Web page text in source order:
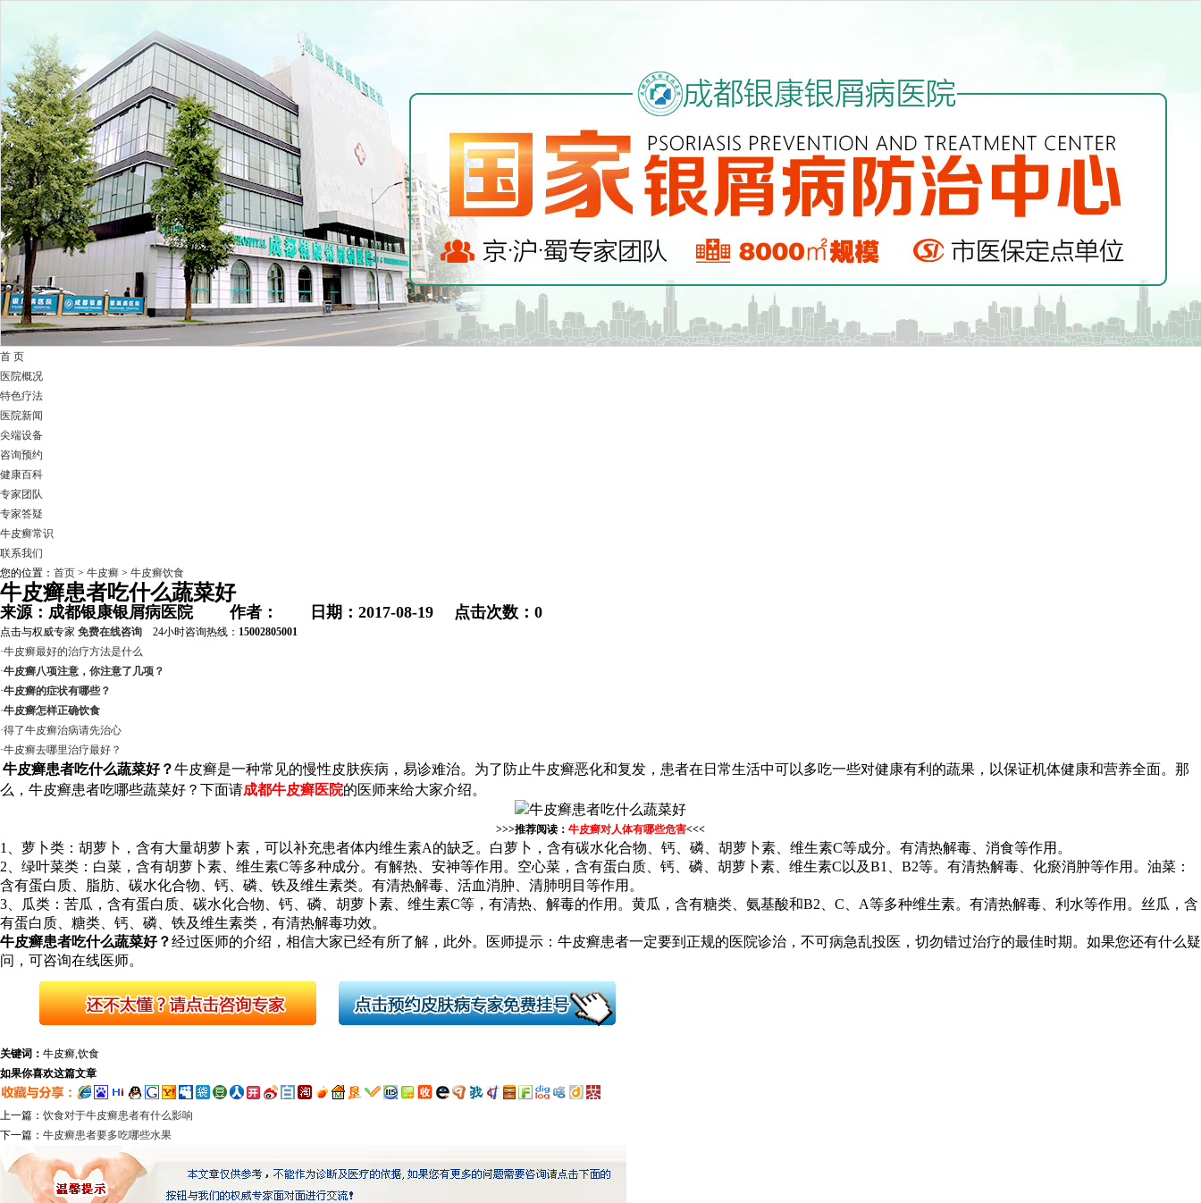
首 页
医院概况
特色疗法
医院新闻
尖端设备
咨询预约
健康百科
专家团队
专家答疑
牛皮癣常识
联系我们
您的位置： 首页 > 牛皮癣 > 牛皮癣饮食
牛皮癣患者吃什么蔬菜好
来源：成都银康银屑病医院 作者： 日期：2017-08-19 点击次数：0
点击与权威专家 免费在线咨询 24小时咨询热线： 15002805001
·牛皮癣最好的治疗方法是什么
·牛皮癣八项注意，你注意了几项？
·牛皮癣的症状有哪些？
·牛皮癣怎样正确饮食
·得了牛皮癣治病请先治心
·牛皮癣去哪里治疗最好？
牛皮癣患者吃什么蔬菜好？牛皮癣是一种常见的慢性皮肤疾病，易诊难治。为了防止牛皮癣恶化和复发，患者在日常生活中可以多吃一些对健康有利的蔬果，以保证机体健康和营养全面。那
么，牛皮癣患者吃哪些蔬菜好？下面请成都牛皮癣医院的医师来给大家介绍。
>>>推荐阅读： 牛皮癣对人体有哪些危害<<<
1、萝卜类：胡萝卜，含有大量胡萝卜素，可以补充患者体内维生素A的缺乏。白萝卜，含有碳水化合物、钙、磷、胡萝卜素、维生素C等成分。有清热解毒、消食等作用。
2、绿叶菜类：白菜，含有胡萝卜素、维生素C等多种成分。有解热、安神等作用。空心菜，含有蛋白质、钙、磷、胡萝卜素、维生素C以及B1、B2等。有清热解毒、化瘀消肿等作用。油菜：
含有蛋白质、脂肪、碳水化合物、钙、磷、铁及维生素类。有清热解毒、活血消肿、清肺明目等作用。
3、瓜类：苦瓜，含有蛋白质、碳水化合物、钙、磷、胡萝卜素、维生素C等，有清热、解毒的作用。黄瓜，含有糖类、氨基酸和B2、C、A等多种维生素。有清热解毒、利水等作用。丝瓜，含
有蛋白质、糖类、钙、磷、铁及维生素类，有清热解毒功效。
牛皮癣患者吃什么蔬菜好？经过医师的介绍，相信大家已经有所了解，此外。医师提示：牛皮癣患者一定要到正规的医院诊治，不可病急乱投医，切勿错过治疗的最佳时期。如果您还有什么疑
问，可咨询在线医师。
关键词： 牛皮癣,饮食
如果你喜欢这篇文章
上一篇： 饮食对于牛皮癣患者有什么影响
下一篇： 牛皮癣患者要多吃哪些水果